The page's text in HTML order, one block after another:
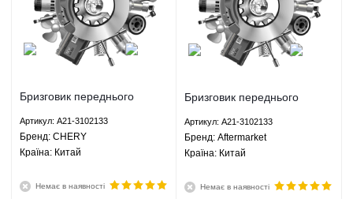
Бризговик переднього
Chery E5 - A21-3102133
CHERY
Артикул: A21-3102133
Брeнд: CHERY
Країна: Китай
Немає в наявності
Бризговик переднього
Chery E5 - A21-3102133
Aftermarket
Артикул: A21-3102133
Брeнд: Aftermarket
Країна: Китай
Немає в наявності